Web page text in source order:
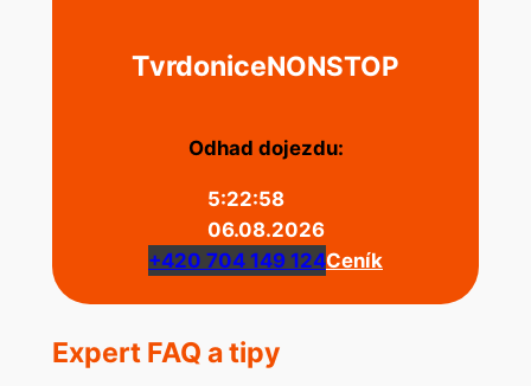
TvrdoniceNONSTOP
Odhad dojezdu:
5:22:58
06.08.2026
+420 704 149 124Ceník
Expert FAQ a tipy